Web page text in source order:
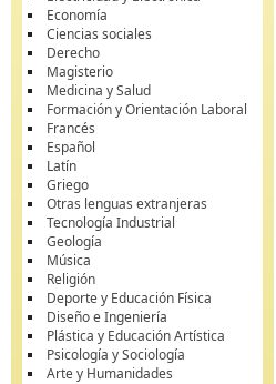
Economía
Ciencias sociales
Derecho
Magisterio
Medicina y Salud
Formación y Orientación Laboral
Francés
Español
Latín
Griego
Otras lenguas extranjeras
Tecnología Industrial
Geología
Música
Religión
Deporte y Educación Física
Diseño e Ingeniería
Plástica y Educación Artística
Psicología y Sociología
Arte y Humanidades